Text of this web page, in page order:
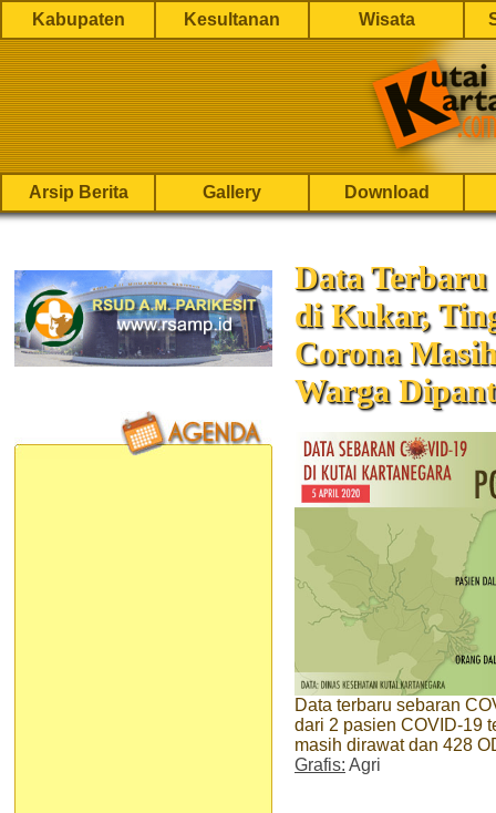
Kabupaten Kesultanan Wisata
Arsip Berita Gallery Download
Data
di Kukar,
Corona
Warga
Data terbaru sebaran
dari 2 pasien COVID-19
masih dirawat dan 428
Grafis: Agri